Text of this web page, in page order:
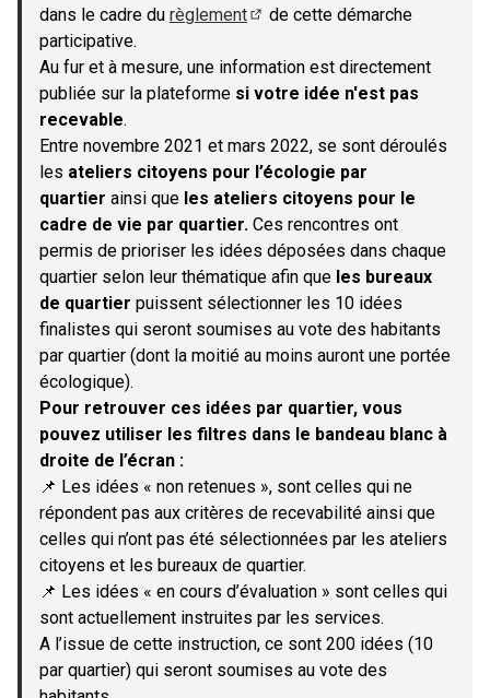
dans le cadre du règlement
de cette démarche
participative.
Au fur et à mesure, une information est directement
publiée sur la plateforme si votre idée n'est pas
recevable.
Entre novembre 2021 et mars 2022, se sont déroulés
les ateliers citoyens pour l’écologie par
quartier ainsi que les ateliers citoyens pour le
cadre de vie par quartier. Ces rencontres ont
permis de prioriser les idées déposées dans chaque
quartier selon leur thématique afin que les bureaux
de quartier puissent sélectionner les 10 idées
finalistes qui seront soumises au vote des habitants
par quartier (dont la moitié au moins auront une portée
écologique).
Pour retrouver ces idées par quartier, vous
pouvez utiliser les filtres dans le bandeau blanc à
droite de l’écran :
📌 Les idées « non retenues », sont celles qui ne
répondent pas aux critères de recevabilité ainsi que
celles qui n’ont pas été sélectionnées par les ateliers
citoyens et les bureaux de quartier.
📌 Les idées « en cours d’évaluation » sont celles qui
sont actuellement instruites par les services.
A l’issue de cette instruction, ce sont 200 idées (10
par quartier) qui seront soumises au vote des